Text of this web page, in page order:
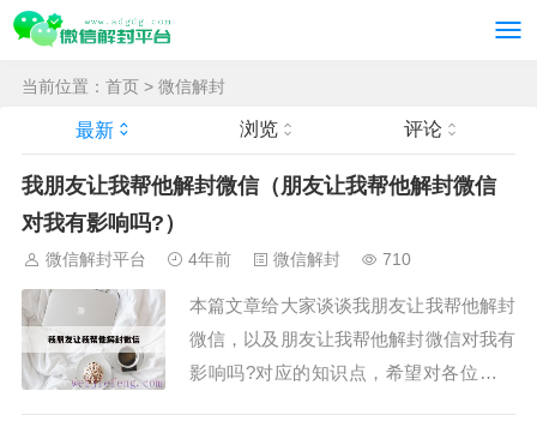
当前位置： 首页 > 微信解封
最新 浏览 评论
我朋友让我帮他解封微信（朋友让我帮他解封微信
对我有影响吗?）
微信解封平台 4年前 微信解封 710
本篇文章给大家谈谈我朋友让我帮他解封
微信，以及朋友让我帮他解封微信对我有
影响吗?对应的知识点，希望对各位有所